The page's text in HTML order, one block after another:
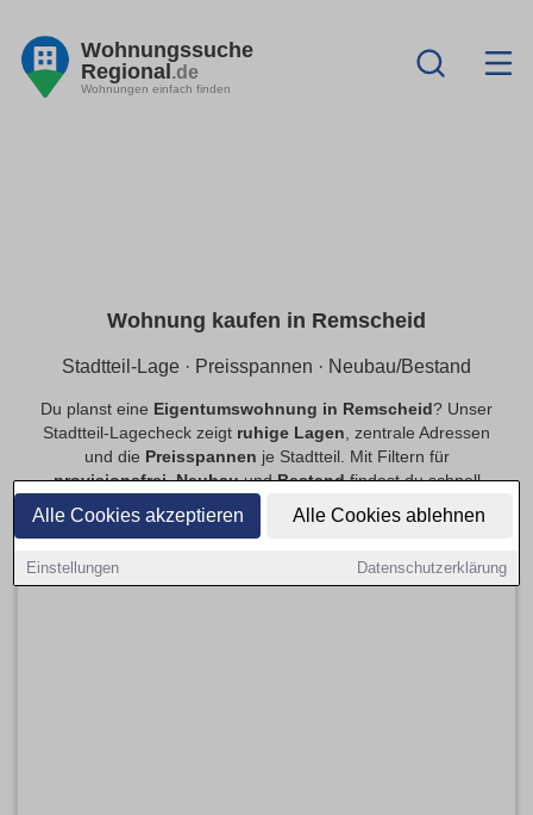
Alle Cookies akzeptieren Alle Cookies ablehnen
Einstellungen Datenschutzerklärung
Wohnungssuche
Regional.de
Wohnungen einfach finden
Wohnung kaufen in Remscheid
Stadtteil-Lage · Preisspannen · Neubau/Bestand
Du planst eine Eigentumswohnung in Remscheid ? Unser
Stadtteil-Lagecheck zeigt ruhige Lagen , zentrale Adressen
und die Preisspannen je Stadtteil. Mit Filtern für
provisionsfrei,NeubauundBestandfindest du schnell
passende Angebote.